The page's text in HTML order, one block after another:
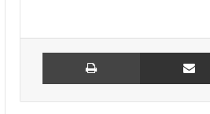
اشتراک گذاری از طریق ایمیل چاپ